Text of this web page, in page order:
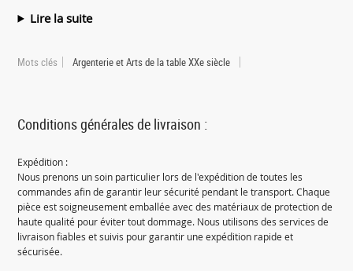
Lire la suite
Mots clés Argenterie et Arts de la table XXe siècle
Conditions générales de livraison :
Expédition :
Nous prenons un soin particulier lors de l'expédition de toutes les
commandes afin de garantir leur sécurité pendant le transport. Chaque
pièce est soigneusement emballée avec des matériaux de protection de
haute qualité pour éviter tout dommage. Nous utilisons des services de
livraison fiables et suivis pour garantir une expédition rapide et
sécurisée.